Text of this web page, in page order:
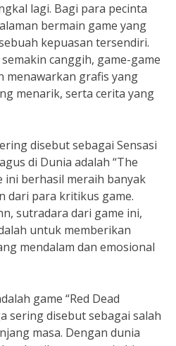
lagi. Bagi para pecinta
bermain game yang
kepuasan tersendiri.
canggih, game-game
menawarkan grafis yang
menarik, serta cerita yang
disebut sebagai Sensasi
di Dunia adalah “The
ini berhasil meraih banyak
dari para kritikus game.
sutradara dari game ini,
untuk memberikan
mendalam dan emosional
game “Red Dead
sering disebut sebagai salah
masa. Dengan dunia